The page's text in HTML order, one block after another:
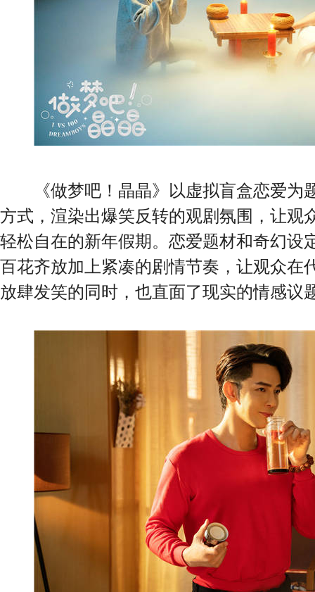
《做梦吧！晶晶》以虚拟盲盒恋爱为
方式，渲染出爆笑反转的观剧氛围，让观
轻松自在的新年假期。恋爱题材和奇幻设
百花齐放加上紧凑的剧情节奏，让观众在
放肆发笑的同时，也直面了现实的情感议